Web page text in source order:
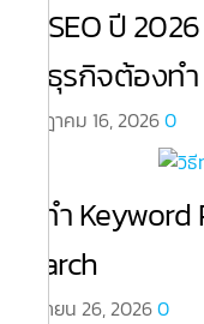
ทำ SEO ปี
ทุกธุรกิจต้องทำ
กรกฎาคม 16, 20260
วิธีทำ
Search
มิถุนายน 26, 20260